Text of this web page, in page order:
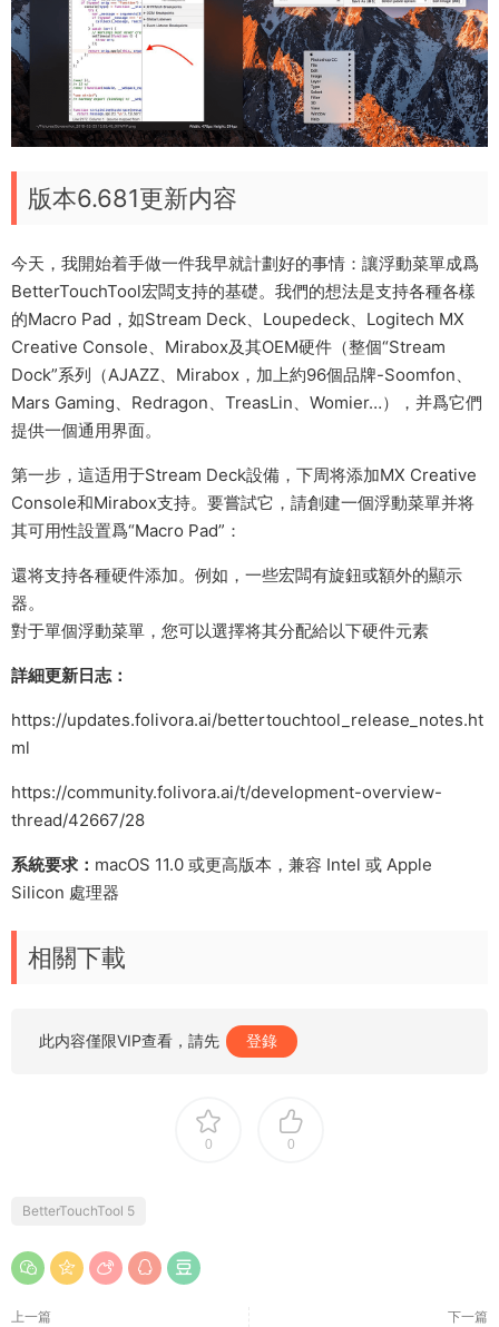
版本6.681更新内容
今天，我開始着手做一件我早就計劃好的事情：讓浮動菜單成爲
BetterTouchTool宏闆支持的基礎。我們的想法是支持各種各樣
的Macro Pad，如Stream Deck、Loupedeck、Logitech MX
Creative Console、Mirabox及其OEM硬件（整個“Stream
Dock”系列（AJAZZ、Mirabox，加上約96個品牌-Soomfon、
Mars Gaming、Redragon、TreasLin、Womier…），并爲它們
提供一個通用界面。
第一步，這适用于Stream Deck設備，下周将添加MX Creative
Console和Mirabox支持。要嘗試它，請創建一個浮動菜單并将
其可用性設置爲“Macro Pad”：
還将支持各種硬件添加。例如，一些宏闆有旋鈕或額外的顯示
器。
對于單個浮動菜單，您可以選擇将其分配給以下硬件元素
詳細更新日志：
https://updates.folivora.ai/bettertouchtool_release_notes.ht
ml
https://community.folivora.ai/t/development-overview-
thread/42667/28
系統要求： macOS 11.0 或更高版本，兼容 Intel 或 Apple
Silicon 處理器
相關下載
此内容僅限VIP查看，請先 登錄
0 0
BetterTouchTool 5
上一篇 下一篇